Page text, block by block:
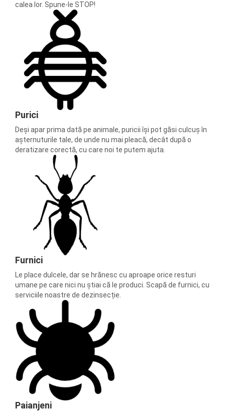
calea lor. Spune-le STOP!
Purici
Deși apar prima dată pe animale, puricii își pot găsi culcuș în
așternuturile tale, de unde nu mai pleacă, decât după o
deratizare corectă, cu care noi te putem ajuta.
Furnici
Le place dulcele, dar se hrănesc cu aproape orice resturi
umane pe care nici nu știai că le produci. Scapă de furnici, cu
serviciile noastre de dezinsecție.
Paianjeni